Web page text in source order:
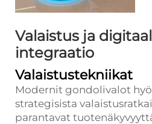
Valaistus ja
integraatio
Valaistustekniikat
Modernit gondolivalot
strategisista
parantavat